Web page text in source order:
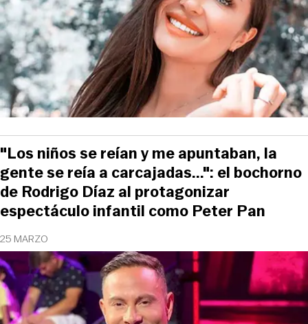
25 MARZO
"Los niños se reían y me apuntaban, la
gente se reía a carcajadas...": el bochorno
de Rodrigo Díaz al protagonizar
espectáculo infantil como Peter Pan